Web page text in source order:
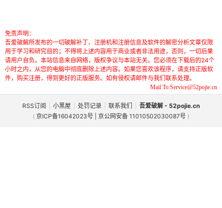
免责声明：
吾爱破解所发布的一切破解补丁、注册机和注册信息及软件的解密分析文章仅限
用于学习和研究目的；不得将上述内容用于商业或者非法用途，否则，一切后果
请用户自负。本站信息来自网络，版权争议与本站无关。您必须在下载后的24个
小时之内，从您的电脑中彻底删除上述内容。如果您喜欢该程序，请支持正版软
件，购买注册，得到更好的正版服务。如有侵权请邮件与我们联系处理。
Mail To:Service@52pojie.cn
RSS订阅 小黑屋 处罚记录 联系我们
吾爱破解 - 52pojie.cn
( 京ICP备16042023号 | 京公网安备 11010502030087号 )